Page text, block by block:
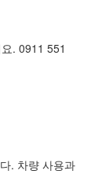
. 0911 551
. 차량 사용과